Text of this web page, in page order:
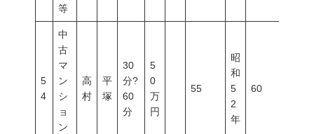
等
5
4
中
古
マ
ン
シ
ョ
ン
高
村
平
塚
30
分?
60
分
5
0
万
円
55
昭
和
5
2
年
60